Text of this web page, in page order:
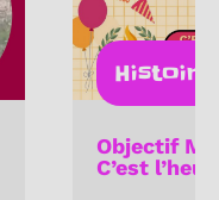
Histoire
Objectif
C’est